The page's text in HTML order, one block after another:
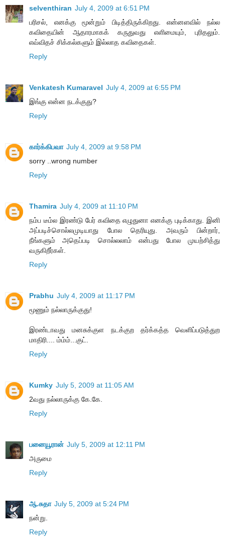
selventhiran July 4, 2009 at 6:51 PM
பரிசல், எனக்கு மூன்றும் பிடித்திருக்கிறது. என்னளவில் நல்ல
கவிதையின் ஆதாரமாகக் கருதுவது எளிமையும், புரிதலும்.
எவ்விதச் சிக்கல்களும் இல்லாத கவிதைகள்.
Reply
Venkatesh Kumaravel July 4, 2009 at 6:55 PM
இங்கு என்ன நடக்குது?
Reply
கார்க்கிபவா July 4, 2009 at 9:58 PM
sorry ..wrong number
Reply
Thamira July 4, 2009 at 11:10 PM
நம்ப டீம்ல இரண்டு பேர் கவிதை எழுதுனா எனக்கு புடிக்காது. இனி
அப்படிச்சொல்லமுடியாது போல தெரியுது. அவரும் பின்றார்,
நீங்களும் அதெப்படி சொல்லலாம் என்பது போல முயற்சித்து
வருகிறீர்கள்.
Reply
Prabhu July 4, 2009 at 11:17 PM
மூணும் நல்லாருக்குது!
இரண்டாவது மனசுக்குள நடக்குற தர்க்கத்த வெளிப்படுத்துற
மாதிரி.... ம்ம்ம்...குட்.
Reply
Kumky July 5, 2009 at 11:05 AM
2வது நல்லாருக்கு கே.கே.
Reply
பனையூரான் July 5, 2009 at 12:11 PM
அருமை
Reply
ஆ.சுதா July 5, 2009 at 5:24 PM
நன்று.
Reply